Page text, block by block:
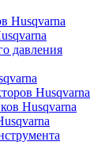
Husqvarna
давления
Husqvarna
Husqvarna